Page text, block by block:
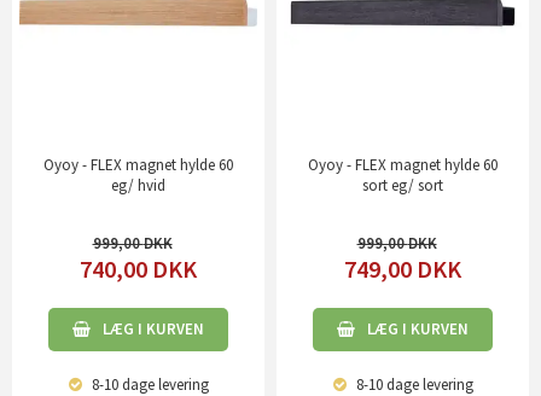
Oyoy - FLEX magnet hylde 60
eg/ hvid
999,00
740,00 DKK
LÆG I KURVEN
8-10 dagelevering
Oyoy - FLEX magnet hylde 60
sort eg/ sort
999,00
749,00 DKK
LÆG I KURVEN
8-10 dagelevering